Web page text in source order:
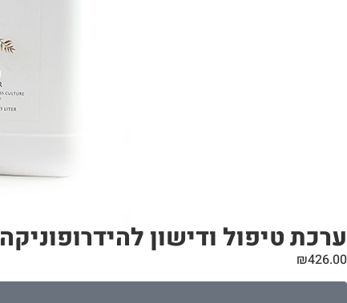
ערכת טיפול ודישון להידרופוניקה
₪426.00